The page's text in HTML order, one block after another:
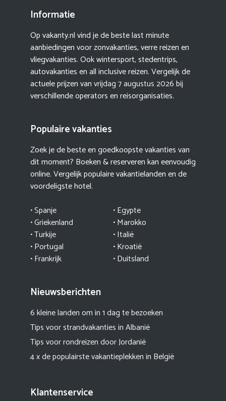
Informatie
Op vakanty.nl vind je de beste last minute
aanbiedingen voor zonvakanties, verre reizen en
vliegvakanties. Ook wintersport, stedentrips,
autovakanties en all inclusive reizen. Vergelijk de
actuele prijzen vanvrijdag 7 augustus 2026bij
verschillende operators en reisorganisaties.
Populaire vakanties
Zoek je de beste en goedkoopste vakanties van
dit moment? Boeken & reserveren kan eenvoudig
online. Vergelijk populaire vakantielanden en de
voordeligste hotel.
• Spanje
• Griekenland
• Turkije
•Portugal
• Frankrijk
• Egypte
•Marokko
• Italië
•Kroatië
• Duitsland
Nieuwsberichten
6 kleine landen om in 1 dag te bezoeken
Tips voor strandvakanties in Albanië
Tips voor rondreizen door Jordanië
4 x de populairste vakantieplekken in België
Klantenservice